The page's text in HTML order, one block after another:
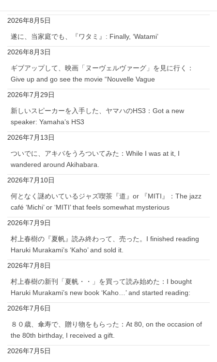
2026年8月5日
遂に、当家庭でも、『ワタミ』: Finally, ‘Watami’
2026年8月3日
ギブアップして、映画「ヌーヴェルヴァーグ」を見に行く：
Give up and go see the movie “Nouvelle Vague
2026年7月29日
新しいスピーカーを入手した、ヤマハのHS3：Got a new
speaker: Yamaha’s HS3
2026年7月13日
ついでに、アキバをうろついてみた：While I was at it, I
wandered around Akihabara.
2026年7月10日
何となく謎めいているジャズ喫茶『道』or 『MITI』：The jazz
café ‘Michi’ or ‘MITI’ that feels somewhat mysterious
2026年7月9日
村上春樹の『夏帆』読み終わって、売った。I finished reading
Haruki Murakami’s ‘Kaho’ and sold it.
2026年7月8日
村上春樹の新刊「夏帆・・」を買って読み始めた：I bought
Haruki Murakami’s new book ‘Kaho…’ and started reading:
2026年7月6日
８０歳、傘寿で、贈り物をもらった：At 80, on the occasion of
the 80th birthday, I received a gift.
2026年7月5日